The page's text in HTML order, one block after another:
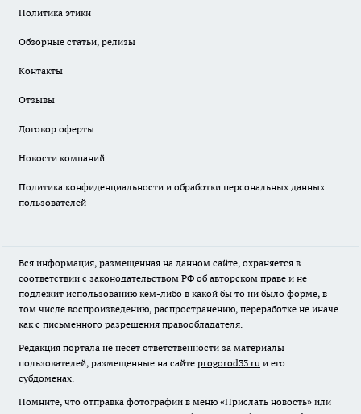
Политика этики
Обзорные статьи, релизы
Контакты
Отзывы
Договор оферты
Новости компаний
Политика конфиденциальности и обработки персональных данных
пользователей
Вся информация, размещенная на данном сайте, охраняется в
соответствии с законодательством РФ об авторском праве и не
подлежит использованию кем-либо в какой бы то ни было форме, в
том числе воспроизведению, распространению, переработке не иначе
как с письменного разрешения правообладателя.
Редакция портала не несет ответственности за материалы
пользователей, размещенные на сайте progorod33.ru и его
субдоменах.
Помните, что отправка фотографии в меню «Прислать новость» или